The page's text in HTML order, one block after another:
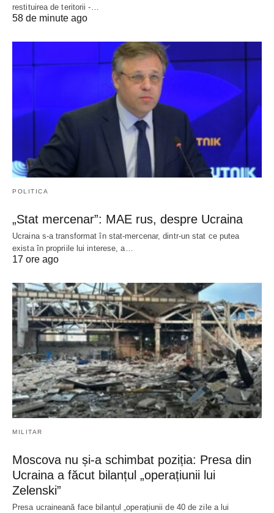
restituirea de teritorii -…
58 de minute ago
POLITICA
„Stat mercenar”: MAE rus, despre Ucraina
Ucraina s-a transformat în stat-mercenar, dintr-un stat ce putea
exista în propriile lui interese, a…
17 ore ago
MILITAR
Moscova nu și-a schimbat poziția: Presa din
Ucraina a făcut bilanțul „operațiunii lui
Zelenski”
Presa ucraineană face bilanțul „operațiunii de 40 de zile a lui